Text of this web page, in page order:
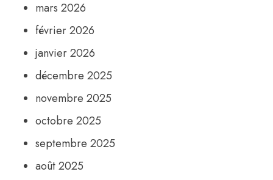
mars 2026
février 2026
janvier 2026
décembre 2025
novembre 2025
octobre 2025
septembre 2025
août 2025